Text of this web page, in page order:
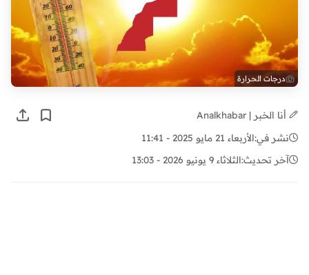
درجات الحرارة
أنا الخبر | Analkhabar
نشر في:الأربعاء 21 مايو 2025 - 11:41
آخر تحديث:الثلاثاء 9 يونيو 2026 - 13:03